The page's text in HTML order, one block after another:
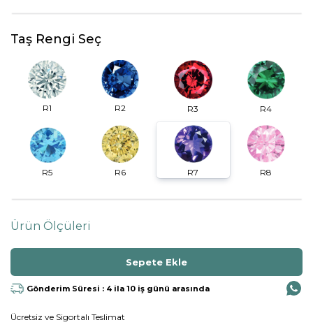
Taş Rengi Seç
R1 R2 R3 R4
R5 R6 R7 R8
Ürün Ölçüleri
Gönderim Süresi : 4 ila 10 iş günü arasında
Ücretsiz ve Sigortalı Teslimat